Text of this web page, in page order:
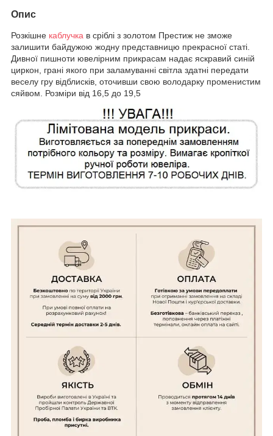
Опис
Розкішне каблучка в сріблі з золотом Престиж не зможе
залишити байдужою жодну представницю прекрасної статі.
Дивної пишноти ювелірним прикрасам надає яскравий синій
циркон, грані якого при заламуванні світла здатні передати
веселу гру відблисків, оточивши свою володарку променистим
сяйвом. Розміри від 16,5 до 19,5